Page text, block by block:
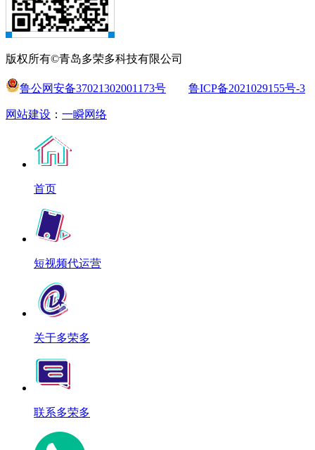
版权所有©青岛多荣多科技有限公司
鲁公网安备37021302001173号 鲁ICP备2021029155号-3
网站建设 ： 一瞬网络
首页
短视频代运营
关于多荣多
联系多荣多